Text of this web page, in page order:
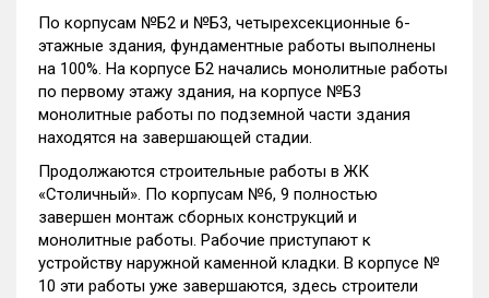
По корпусам №Б2 и №Б3, четырехсекционные 6-
этажные здания, фундаментные работы выполнены
на 100%. На корпусе Б2 начались монолитные работы
по первому этажу здания, на корпусе №Б3
монолитные работы по подземной части здания
находятся на завершающей стадии.
Продолжаются строительные работы в ЖК
«Столичный». По корпусам №6, 9 полностью
завершен монтаж сборных конструкций и
монолитные работы. Рабочие приступают к
устройству наружной каменной кладки. В корпусе №
10 эти работы уже завершаются, здесь строители